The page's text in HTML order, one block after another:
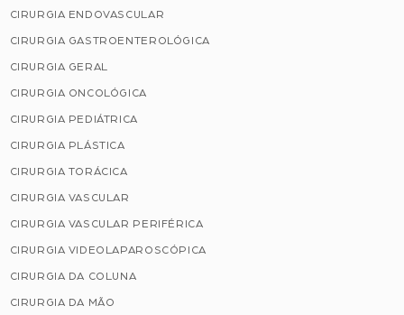
CIRURGIA ENDOVASCULAR
CIRURGIA GASTROENTEROLÓGICA
CIRURGIA GERAL
CIRURGIA ONCOLÓGICA
CIRURGIA PEDIÁTRICA
CIRURGIA PLÁSTICA
CIRURGIA TORÁCICA
CIRURGIA VASCULAR
CIRURGIA VASCULAR PERIFÉRICA
CIRURGIA VIDEOLAPAROSCÓPICA
CIRURGIA DA COLUNA
CIRURGIA DA MÃO